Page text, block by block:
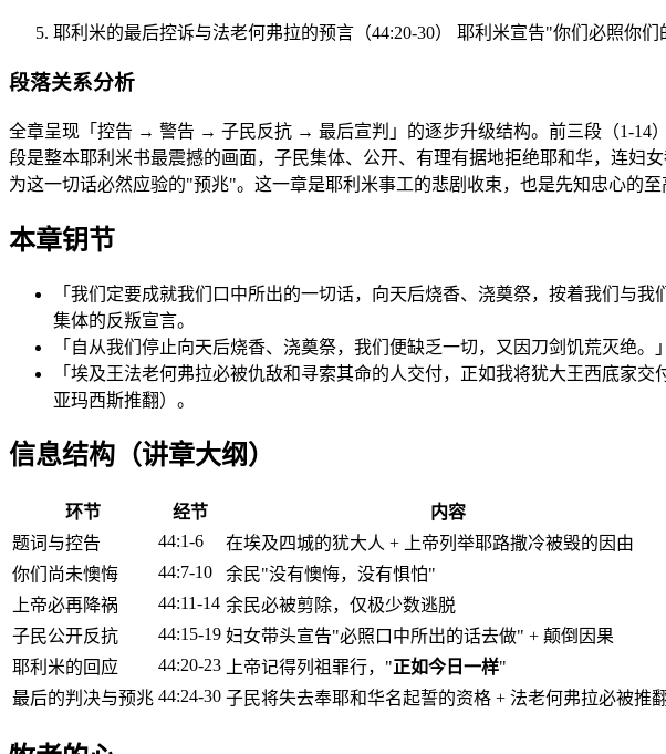
耶利米的最后控诉与法老何弗拉的预言（44:20-30） 耶利米宣告"你们必照你
段落关系分析
全章呈现「控告 → 警告 → 子民反抗 → 最后宣判」的逐步升级结构。前三段（1-14
段是整本耶利米书最震撼的画面，子民集体、公开、有理有据地拒绝耶和华，连妇
为这一切话必然应验的"预兆"。这一章是耶利米事工的悲剧收束，也是先知忠心的
本章钥节
「我们定要成就我们口中所出的一切话，向天后烧香、浇奠祭，按着我们与
集体的反叛宣言。
「自从我们停止向天后烧香、浇奠祭，我们便缺乏一切，又因刀剑饥荒灭绝。
「埃及王法老何弗拉必被仇敌和寻索其命的人交付，正如我将犹大王西底家
亚玛西斯推翻）。
信息结构（讲章大纲）
环节 经节
内容
题词与控告
44:1-6
在埃及四城的犹大人 + 上帝列举耶路撒冷被毁的因由
你们尚未懊悔
44:7-10
余民"没有懊悔，没有惧怕"
上帝必再降祸
44:11-14 余民必被剪除，仅极少数逃脱
子民公开反抗
44:15-19 妇女带头宣告"必照口中所出的话去做" + 颠倒因果
耶利米的回应
44:20-23 上帝记得列祖罪行，"正如今日一样"
最后的判决与预兆 44:24-30 子民将失去奉耶和华名起誓的资格 + 法老何弗拉必被推翻